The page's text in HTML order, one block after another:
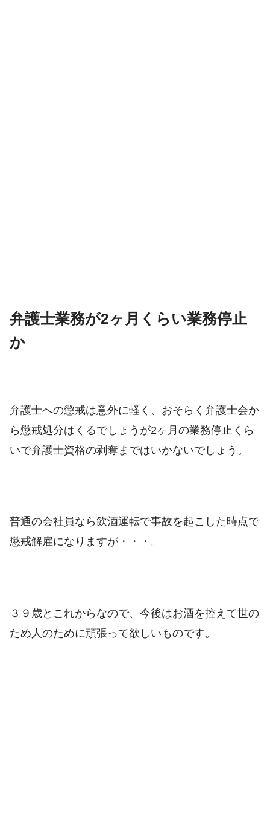
弁護士業務が2ヶ月くらい業務停止
か
弁護士への懲戒は意外に軽く、おそらく弁護士会か
ら懲戒処分はくるでしょうが2ヶ月の業務停止くら
いで弁護士資格の剥奪まではいかないでしょう。
普通の会社員なら飲酒運転で事故を起こした時点で
懲戒解雇になりますが・・・。
３９歳とこれからなので、今後はお酒を控えて世の
ため人のために頑張って欲しいものです。